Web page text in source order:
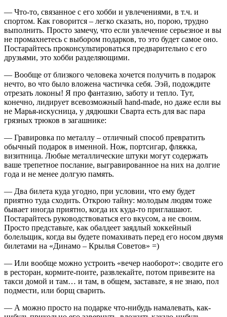
— Что-то, связанное с его хобби и увлечениями, в т.ч. и
спортом. Как говорится – легко сказать, но, порою, трудно
выполнить. Просто замечу, что если увлечение серьезное и вы
не промахнетесь с выбором подарков, то это будет самое оно.
Постарайтесь проконсультироваться предварительно с его
друзьями, это хобби разделяющими.
— Вообще от близкого человека хочется получить в подарок
нечто, во что было вложена частичка себя. Ээй, подождите
отрезать локоны! Я про фантазию, заботу и тепло. Тут,
конечно, лидирует всевозможный hand-made, но даже если вы
не Марья-искусница, у дядюшки Сварта есть для вас пара
грязных трюков в загашнике:
— Гравировка по металлу – отличный способ превратить
обычный подарок в именной. Нож, портсигар, фляжка,
визитница. Любые металлические штуки могут содержать
ваше трепетное послание, выгравированное на них на долгие
года и не менее долгую память.
— Два билета куда угодно, при условии, что ему будет
приятно туда сходить. Открою тайну: молодым людям тоже
бывает иногда приятно, когда их куда-то приглашают.
Постарайтесь руководствоваться его вкусом, а не своим.
Просто представьте, как обалдеет заядлый хоккейный
болельщик, когда вы будете помахивать перед его носом двумя
билетами на «Динамо – Крылья Советов» =)
— Или вообще можно устроить «вечер наоборот»: сводите его
в ресторан, кормите-поите, развлекайте, потом привезите на
такси домой и там… и там, в общем, заставьте, я не знаю, пол
подмести, или борщ сварить.
— А можно просто на подарке что-нибудь намалевать, как-